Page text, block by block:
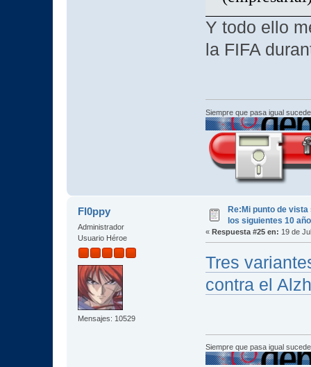
Y todo ello
la FIFA
Siempre que pasa igual
Fl0ppy
Administrador
Usuario Héroe
Mensajes: 10529
Re:Mi punto de
los siguientes 10
« Respuesta #25 en: 19 de
Tres
contra el
Siempre que pasa igual